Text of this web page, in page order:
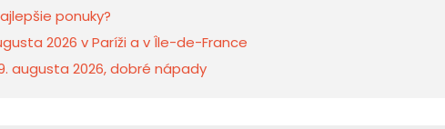
ponuky?
2026 v Paríži a v Île-de-France
augusta 2026, dobré nápady